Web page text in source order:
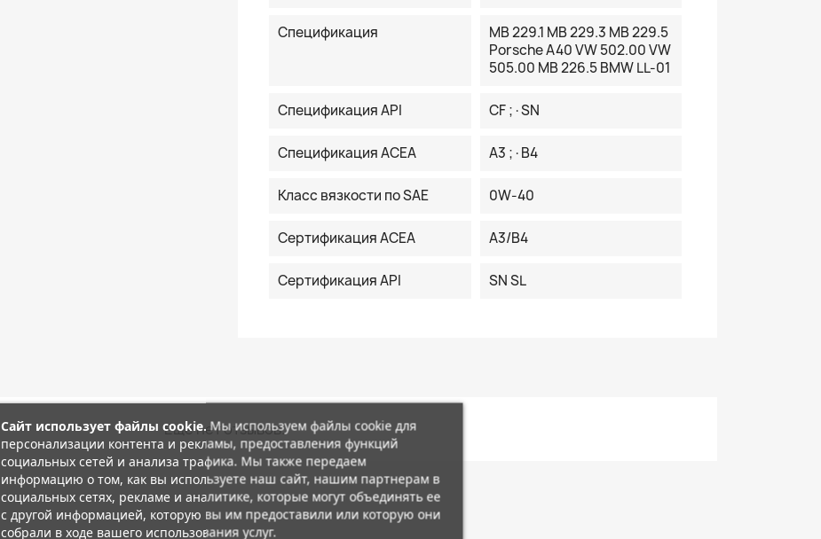
Спецификация
MB 229.1 MB 229.3 MB 229.5
Porsche A40 VW 502.00 VW
505.00 MB 226.5 BMW LL-01
Спецификация API CF ;·SN
Спецификация ACEA A3 ;·B4
Класс вязкости по SAE 0W-40
Сертификация ACEA A3/B4
Сертификация API SN SL
Еще нет отзывов.
Сайт использует файлы cookie. Мы используем файлы cookie для
персонализации контента и рекламы, предоставления функций
социальных сетей и анализа трафика. Мы также передаем
информацию о том, как вы используете наш сайт, нашим партнерам в
социальных сетях, рекламе и аналитике, которые могут объединять ее
с другой информацией, которую вы им предоставили или которую они
собрали в ходе вашего использования услуг.